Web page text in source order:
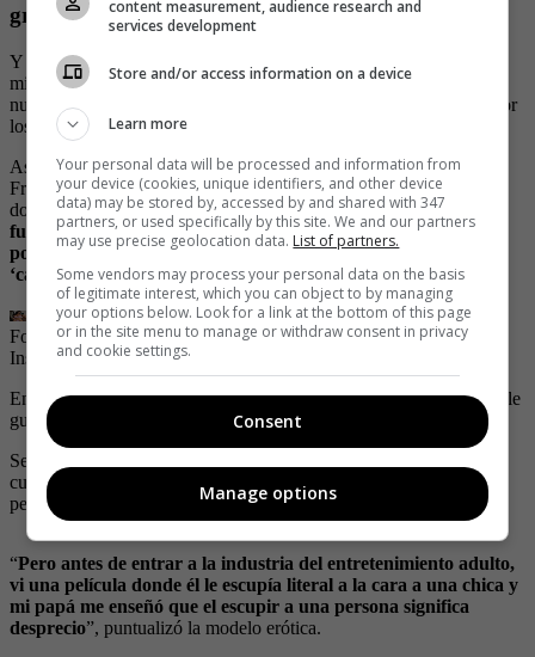
grabar escena con Nacho Vidal
Y aunque fueron muchas las escenas que Esperanza llegó a grabar
mientras estuvo en la industria porno, hace un tiempo reveló que
nunca quiso grabar con Nacho Vidal, mencionando los motivos por
los que no quiso hacerlo.
Así lo mencionó en una entrevista que concedió a Martín De
Francisco y Santiago Moure para el programa ‘La Tele Letal’,
donde comentó que “con el único que dije que no iba a grabar
fue con Nacho y no porque no lo considere un excelente actor,
porque yo lo admiro, lo respeto mucho y además es muy buen
‘catre’. Es de mi total agrado”.
Foto: Instagram @yoesperanzagomez | Foto:Captura de pantalla /
Instagram / Montaje
En palabras de Esperanza, no graba con Nacho, debido a que a él le
gusta escupir a sus compañeras y eso no es del gusto de ella.
Según mencionó, se debe a una enseñanza que le dio su papá
cuando era pequeña, en la que le mencionó que escupir a una
persona es señal de desprecio.
“Pero antes de entrar a la industria del entretenimiento adulto,
vi una película donde él le escupía literal a la cara a una chica y
mi papá me enseñó que el escupir a una persona significa
desprecio”, puntualizó la modelo erótica.
content measurement, audience research and
services development
Store and/or access information on a device
Learn more
Your personal data will be processed and information from
your device (cookies, unique identifiers, and other device
data) may be stored by, accessed by and shared with 347
partners, or used specifically by this site. We and our partners
may use precise geolocation data. List of partners.
Some vendors may process your personal data on the basis
of legitimate interest, which you can object to by managing
your options below. Look for a link at the bottom of this page
or in the site menu to manage or withdraw consent in privacy
and cookie settings.
Consent
Manage options